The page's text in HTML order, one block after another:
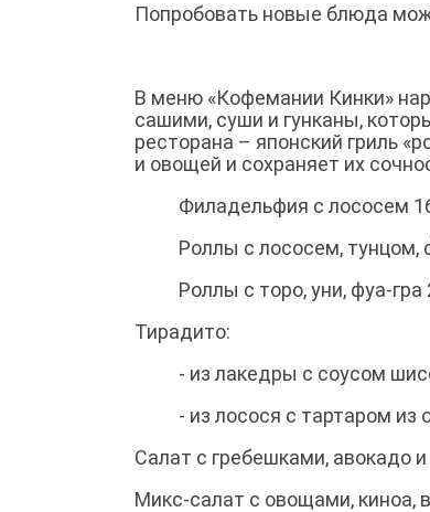
Попробовать новые блюда
В меню «Кофемании Кинки»
сашими, суши и гунканы,
ресторана – японский гриль
и овощей и сохраняет их
Филадельфия с лососем
Роллы с лососем, тунцом,
Роллы с торо, уни, фуа-гра
Тирадито:
- из лакедры с соусом
- из лосося с тартаром из
Салат с гребешками, авокадо
Микс-салат с овощами, киноа,